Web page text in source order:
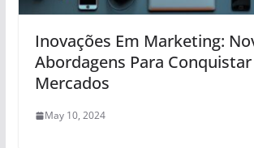
Inovações Em Marketing:
Abordagens Para Conquistar
Mercados
May 10, 2024